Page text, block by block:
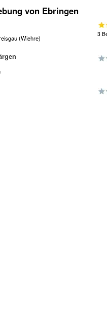
von Ebringen
(Wiehre)
3